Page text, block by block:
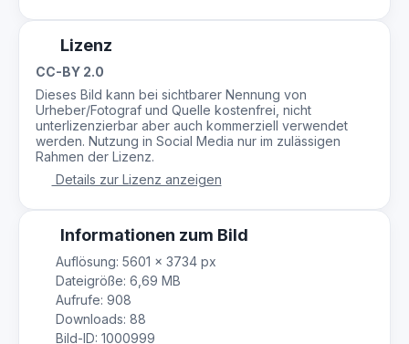
Lizenz
CC-BY 2.0
Dieses Bild kann bei sichtbarer Nennung von
Urheber/Fotograf und Quelle kostenfrei, nicht
unterlizenzierbar aber auch kommerziell verwendet
werden. Nutzung in Social Media nur im zulässigen
Rahmen der Lizenz.
Details zur Lizenz anzeigen
Informationen zum Bild
Auflösung: 5601 × 3734 px
Dateigröße: 6,69 MB
Aufrufe: 908
Downloads: 88
Bild-ID: 1000999